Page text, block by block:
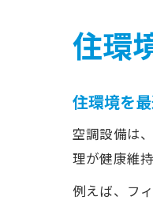
住環
住環境を
空調設備は
理が健康維
例えば、フ